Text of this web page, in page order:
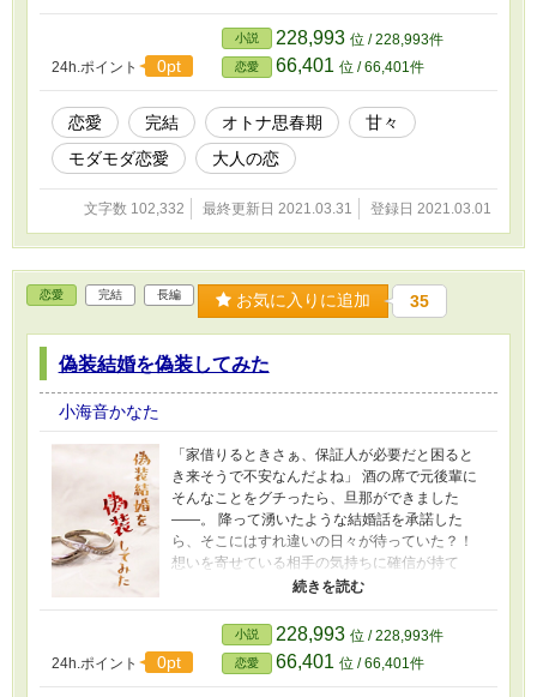
24h.ポイント 0pt
小説 228,993 位 / 228,993件
恋愛 66,401 位 / 66,401件
恋愛 完結 オトナ思春期
甘々
モダモダ恋愛
大人の恋
文字数 102,332 最終更新日 2021.03.31 登録日 2021.03.01
恋愛 完結 長編 お気に入りに追加 35
偽装結婚を偽装してみた
小海音かなた
「家借りるときさぁ、保証人が必要だと困ると
き来そうで不安なんだよね」 酒の席で元後輩に
そんなことをグチったら、旦那ができました
――。 降って湧いたような結婚話を承諾した
ら、そこにはすれ違いの日々が待っていた？！
想いを寄せている相手の気持ちに確信が持て
ず、“偽装”を“偽装している”夫婦のモダモダ遠回
ナ思春期ラブストーリー第２弾。 ※毎日19時、
20時、21時に一話ずつ公開していきます。
24h.ポイント
0pt
小説 228,993 位 / 228,993件
恋愛 66,401 位 / 66,401件